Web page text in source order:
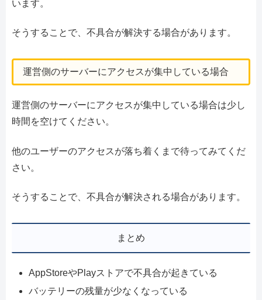
います。
そうすることで、不具合が解決する場合があります。
運営側のサーバーにアクセスが集中している場合
運営側のサーバーにアクセスが集中している場合は少し
時間を空けてください。
他のユーザーのアクセスが落ち着くまで待ってみてくだ
さい。
そうすることで、不具合が解決される場合があります。
まとめ
AppStoreやPlayストアで不具合が起きている
バッテリーの残量が少なくなっている